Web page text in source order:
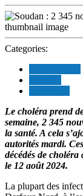
Categories:
Le choléra prend
semaine, 2 345
la santé. A cela
autorités mardi.
décédés de
le 12 août 2024.
La plupart des